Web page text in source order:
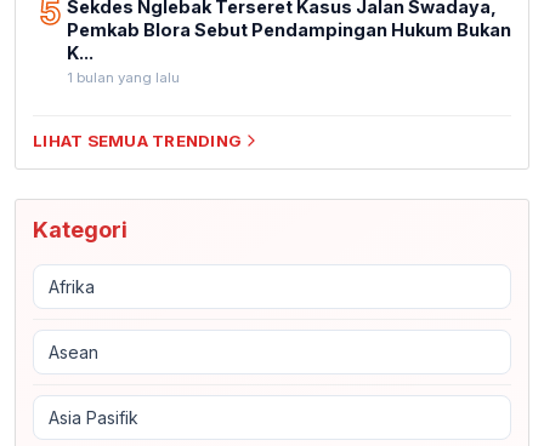
5 Sekdes Nglebak Terseret Kasus Jalan Swadaya,
Pemkab Blora Sebut Pendampingan Hukum Bukan
K...
1 bulan yang lalu
LIHAT SEMUA TRENDING
Kategori
Afrika
Asean
Asia Pasifik